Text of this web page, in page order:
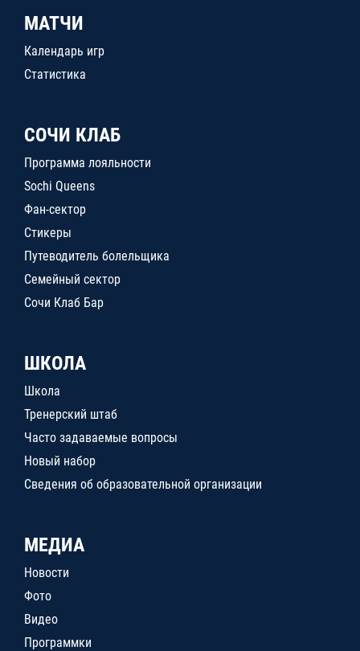
МАТЧИ
Календарь игр
Статистика
СОЧИ КЛАБ
Программа лояльности
Sochi Queens
Фан-сектор
Стикеры
Путеводитель болельщика
Семейный сектор
Сочи Клаб Бар
ШКОЛА
Школа
Тренерский штаб
Часто задаваемые вопросы
Новый набор
Сведения об образовательной организации
МЕДИА
Новости
Фото
Видео
Программки